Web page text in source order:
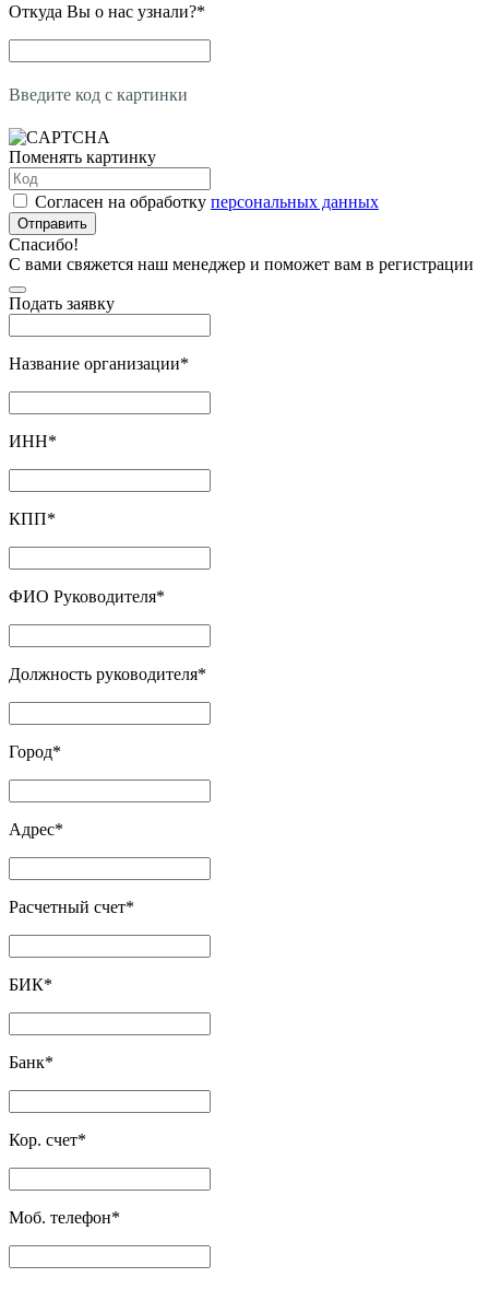
Откуда Вы о нас узнали?*
Введите код с картинки
Поменять картинку
Согласен на обработку персональных данных
Отправить
Спасибо!
С вами свяжется наш менеджер и поможет вам в регистрации
Подать заявку
Название организации*
ИНН*
КПП*
ФИО Руководителя*
Должность руководителя*
Город*
Адрес*
Расчетный счет*
БИК*
Банк*
Кор. счет*
Моб. телефон*